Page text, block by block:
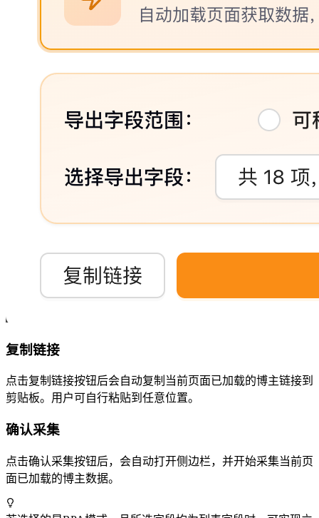
复制链接
点击复制链接按钮后会自动复制当前页面已加载的博主链接到
剪贴板。用户可自行粘贴到任意位置。
确认采集
点击确认采集按钮后，会自动打开侧边栏，并开始采集当前页
面已加载的博主数据。